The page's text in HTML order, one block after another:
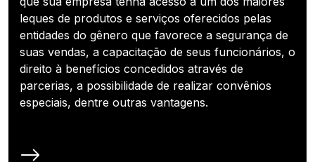
leques de produtos e serviços oferecidos pelas
entidades do gênero que favorece a segurança de
suas vendas, a capacitação de seus funcionários, o
direito à benefícios concedidos através de
parcerias, a possibilidade de realizar convênios
especiais, dentre outras vantagens.